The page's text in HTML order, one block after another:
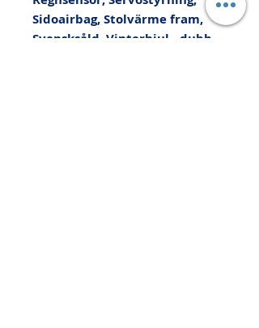
Sidoairbag, Stolvärme fram,
Svensksåld, Vinterhjul - dubb,